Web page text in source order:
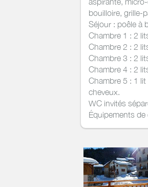
bouilloire, grille-
Séjour : poêle à
Chambre 1 : 2
Chambre 2 : 2
Chambre 3 : 2
Chambre 4 : 2
Chambre 5 : 1
cheveux.
WC invités
Équipements